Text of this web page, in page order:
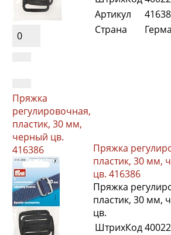
0
Артикул
Страна
Пряжка
регулировочная,
пластик, 30 мм,
черный цв.
416386
Пряжка
пластик, 30 мм,
цв. 416386
Пряжка
пластик, 30 мм,
цв.
ШтрихКод